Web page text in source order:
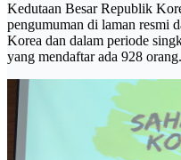
Kedutaan Besar Republik
pengumuman di laman resmi
Korea dan dalam periode
yang mendaftar ada 928 orang.